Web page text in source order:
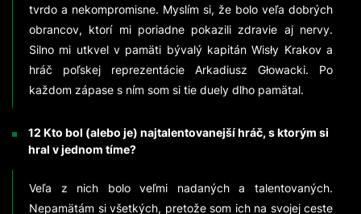
tvrdo a nekompromisne. Myslím si, že bolo veľa dobrých
obrancov, ktorí mi poriadne pokazili zdravie aj nervy.
Silno mi utkvel v pamäti bývalý kapitán Wisły Krakov a
hráč poľskej reprezentácie Arkadiusz Głowacki. Po
každom zápase s ním som si tie duely dlho pamätal.
12 Kto bol (alebo je) najtalentovanejší hráč, s ktorým si
hral v jednom tíme?
Veľa z nich bolo veľmi nadaných a talentovaných.
Nepamätám si všetkých, pretože som ich na svojej ceste